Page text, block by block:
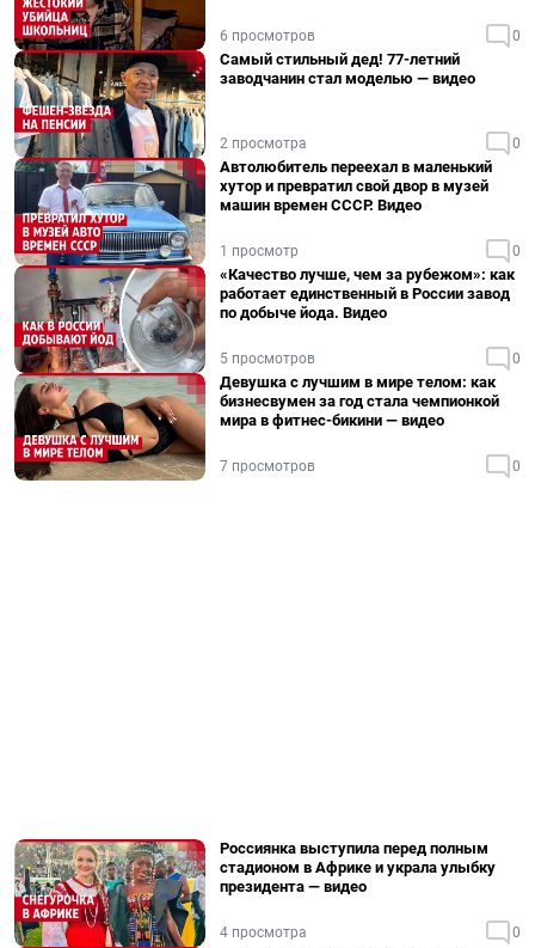
6 просмотров 0
Самый стильный дед! 77-летний
заводчанин стал моделью — видео
2 просмотра 0
Автолюбитель переехал в маленький
хутор и превратил свой двор в музей
машин времен СССР. Видео
1 просмотр 0
«Качество лучше, чем за рубежом»: как
работает единственный в России завод
по добыче йода. Видео
5 просмотров 0
Девушка с лучшим в мире телом: как
бизнесвумен за год стала чемпионкой
мира в фитнес-бикини — видео
7 просмотров 0
Россиянка выступила перед полным
стадионом в Африке и украла улыбку
президента — видео
4 просмотра 0